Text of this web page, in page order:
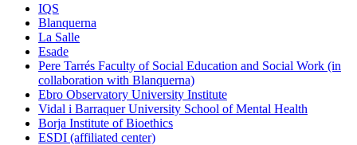
IQS
Blanquerna
La Salle
Esade
Pere Tarrés Faculty of Social Education and Social Work (in
collaboration with Blanquerna)
Ebro Observatory University Institute
Vidal i Barraquer University School of Mental Health
Borja Institute of Bioethics
ESDI (affiliated center)